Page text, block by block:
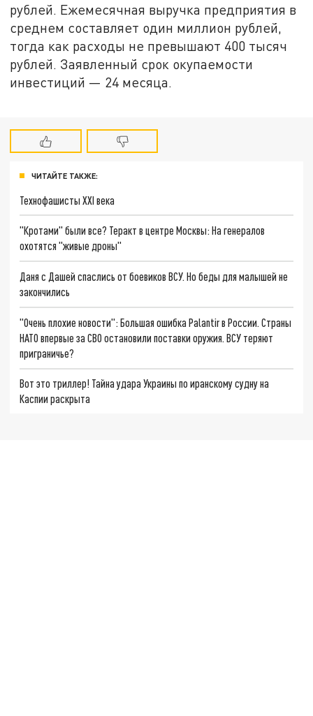
рублей. Ежемесячная выручка предприятия в
среднем составляет один миллион рублей,
тогда как расходы не превышают 400 тысяч
рублей. Заявленный срок окупаемости
инвестиций — 24 месяца.
ЧИТАЙТЕ ТАКЖЕ:
Технофашисты XXI века
"Кротами" были все? Теракт в центре Москвы: На генералов
охотятся "живые дроны"
Даня с Дашей спаслись от боевиков ВСУ. Но беды для малышей не
закончились
"Очень плохие новости": Большая ошибка Palantir в России. Страны
НАТО впервые за СВО остановили поставки оружия. ВСУ теряют
приграничье?
Вот это триллер! Тайна удара Украины по иранскому судну на
Каспии раскрыта